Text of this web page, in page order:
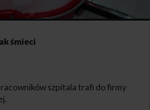
śmieci
szpitala trafi do firmy